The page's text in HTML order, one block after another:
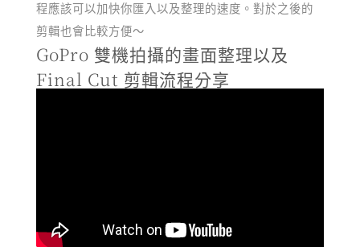
程應該可以加快你匯入以及整理的速度。對於之後的
剪輯也會比較方便～
GoPro 雙機拍攝的畫面整理以及
Final Cut 剪輯流程分享